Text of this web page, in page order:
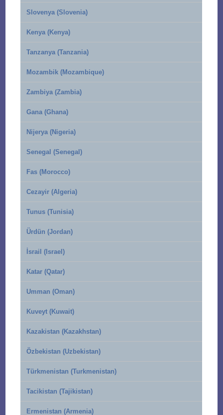
Slovenya (Slovenia)
Kenya (Kenya)
Tanzanya (Tanzania)
Mozambik (Mozambique)
Zambiya (Zambia)
Gana (Ghana)
Nijerya (Nigeria)
Senegal (Senegal)
Fas (Morocco)
Cezayir (Algeria)
Tunus (Tunisia)
Ürdün (Jordan)
İsrail (Israel)
Katar (Qatar)
Umman (Oman)
Kuveyt (Kuwait)
Kazakistan (Kazakhstan)
Özbekistan (Uzbekistan)
Türkmenistan (Turkmenistan)
Tacikistan (Tajikistan)
Ermenistan (Armenia)